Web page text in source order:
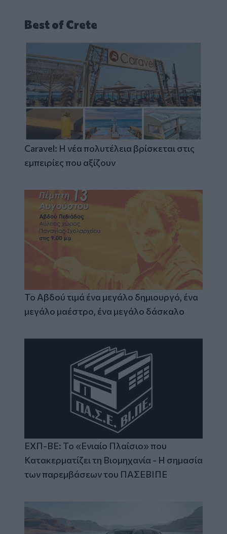
Best of Crete
Caravel: Η νέα πολυτέλεια βρίσκεται στις
εμπειρίες που αξίζουν
Το Αβδού τιμά ένα μεγάλο δημιουργό, ένα
μεγάλο μαέστρο, ένα μεγάλο δάσκαλο
ΕΧΠ-ΒΕ: Το «Ενιαίο Πλαίσιο» που
Κατακερματίζει τη Βιομηχανία - Η σημασία
των παρεμβάσεων του ΠΑΣΕΒΙΠΕ